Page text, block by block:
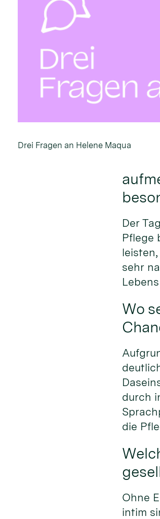
Drei Fragen an Helene Maqua
Der
Pflege
sehr
Wo
durch
die
Ohne
intim